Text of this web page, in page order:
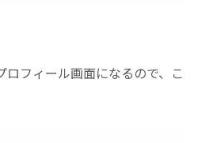
ロフィール画面になるので、こ